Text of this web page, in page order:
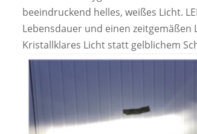
beeindruckend helles, weißes Licht.
Lebensdauer und einen
Kristallklares Licht statt gelblichem